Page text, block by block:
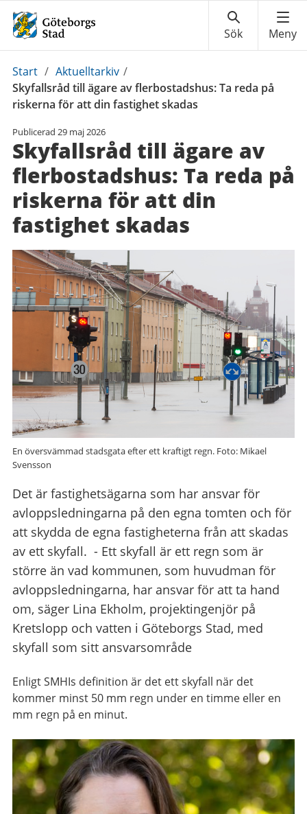
Du
är
här:
Start / Aktuelltarkiv /
Skyfallsråd till ägare av flerbostadshus: Ta reda på
riskerna för att din fastighet skadas
Publicerad 29 maj 2026
Skyfallsråd till ägare av
flerbostadshus: Ta reda på
riskerna för att din
fastighet skadas
En översvämmad stadsgata efter ett kraftigt regn. Foto: Mikael
Svensson
Det är fastighetsägarna som har ansvar för
avloppsledningarna på den egna tomten och för
att skydda de egna fastigheterna från att skadas
av ett skyfall. - Ett skyfall är ett regn som är
större än vad kommunen, som huvudman för
avloppsledningarna, har ansvar för att ta hand
om, säger Lina Ekholm, projektingenjör på
Kretslopp och vatten i Göteborgs Stad, med
skyfall som sitt ansvarsområde
Enligt SMHIs definition är det ett skyfall när det
kommer minst 50 mm regn under en timme eller en
mm regn på en minut.